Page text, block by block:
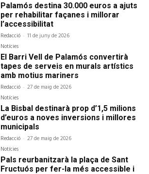
Palamós destina 30.000 euros a ajuts
per rehabilitar façanes i millorar
l’accessibilitat
Redacció - 11 de juny de 2026
Notícies
El Barri Vell de Palamós convertirà
tapes de serveis en murals artístics
amb motius mariners
Redacció - 27 de maig de 2026
Notícies
La Bisbal destinarà prop d’1,5 milions
d’euros a noves inversions i millores
municipals
Redacció - 27 de maig de 2026
Notícies
Pals reurbanitzarà la plaça de Sant
Fructuós per fer-la més accessible i